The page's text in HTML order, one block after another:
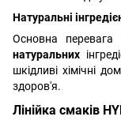
Натуральні
Основна
натуральних
шкідливі хімічні
здоров'я.
Лінійка смаків